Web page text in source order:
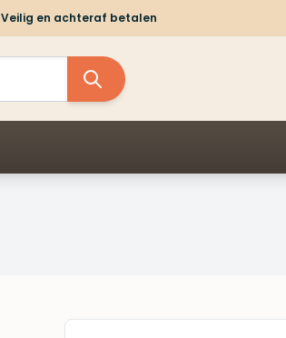
Veilig en achteraf betalen